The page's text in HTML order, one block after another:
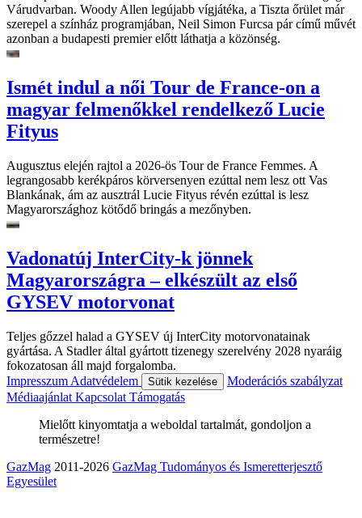
Várudvarban. Woody Allen legújabb vígjátéka, a Tiszta őrület már
szerepel a színház programjában, Neil Simon Furcsa pár című művét
azonban a budapesti premier előtt láthatja a közönség.
Ismét indul a női Tour de France-on a
magyar felmenőkkel rendelkező Lucie
Fityus
Augusztus elején rajtol a 2026-ös Tour de France Femmes. A
legrangosabb kerékpáros körversenyen ezúttal nem lesz ott Vas
Blankának, ám az ausztrál Lucie Fityus révén ezúttal is lesz
Magyarországhoz kötődő bringás a mezőnyben.
Vadonatúj InterCity-k jönnek
Magyarországra – elkészült az első
GYSEV motorvonat
Teljes gőzzel halad a GYSEV új InterCity motorvonatainak
gyártása. A Stadler által gyártott tizenegy szerelvény 2028 nyaráig
fokozatosan áll majd forgalomba.
Impresszum Adatvédelem Sütik kezelése
Moderációs szabályzat
Médiaajánlat Kapcsolat Támogatás
Mielőtt kinyomtatja a weboldal tartalmát, gondoljon a
természetre!
GazMag 2011-2026 GazMag Tudományos és Ismeretterjesztő
Egyesület